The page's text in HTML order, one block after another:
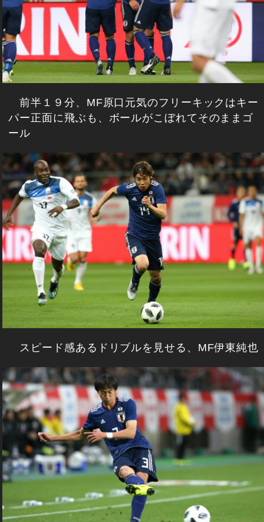
前半１９分、MF原口元気のフリーキックはキー
パー正面に飛ぶも、ボールがこぼれてそのままゴ
ール
スピード感あるドリブルを見せる、MF伊東純也